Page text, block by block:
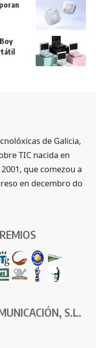
de Galicia,
TIC nacida en
que comezou a
en decembro do
S.L.